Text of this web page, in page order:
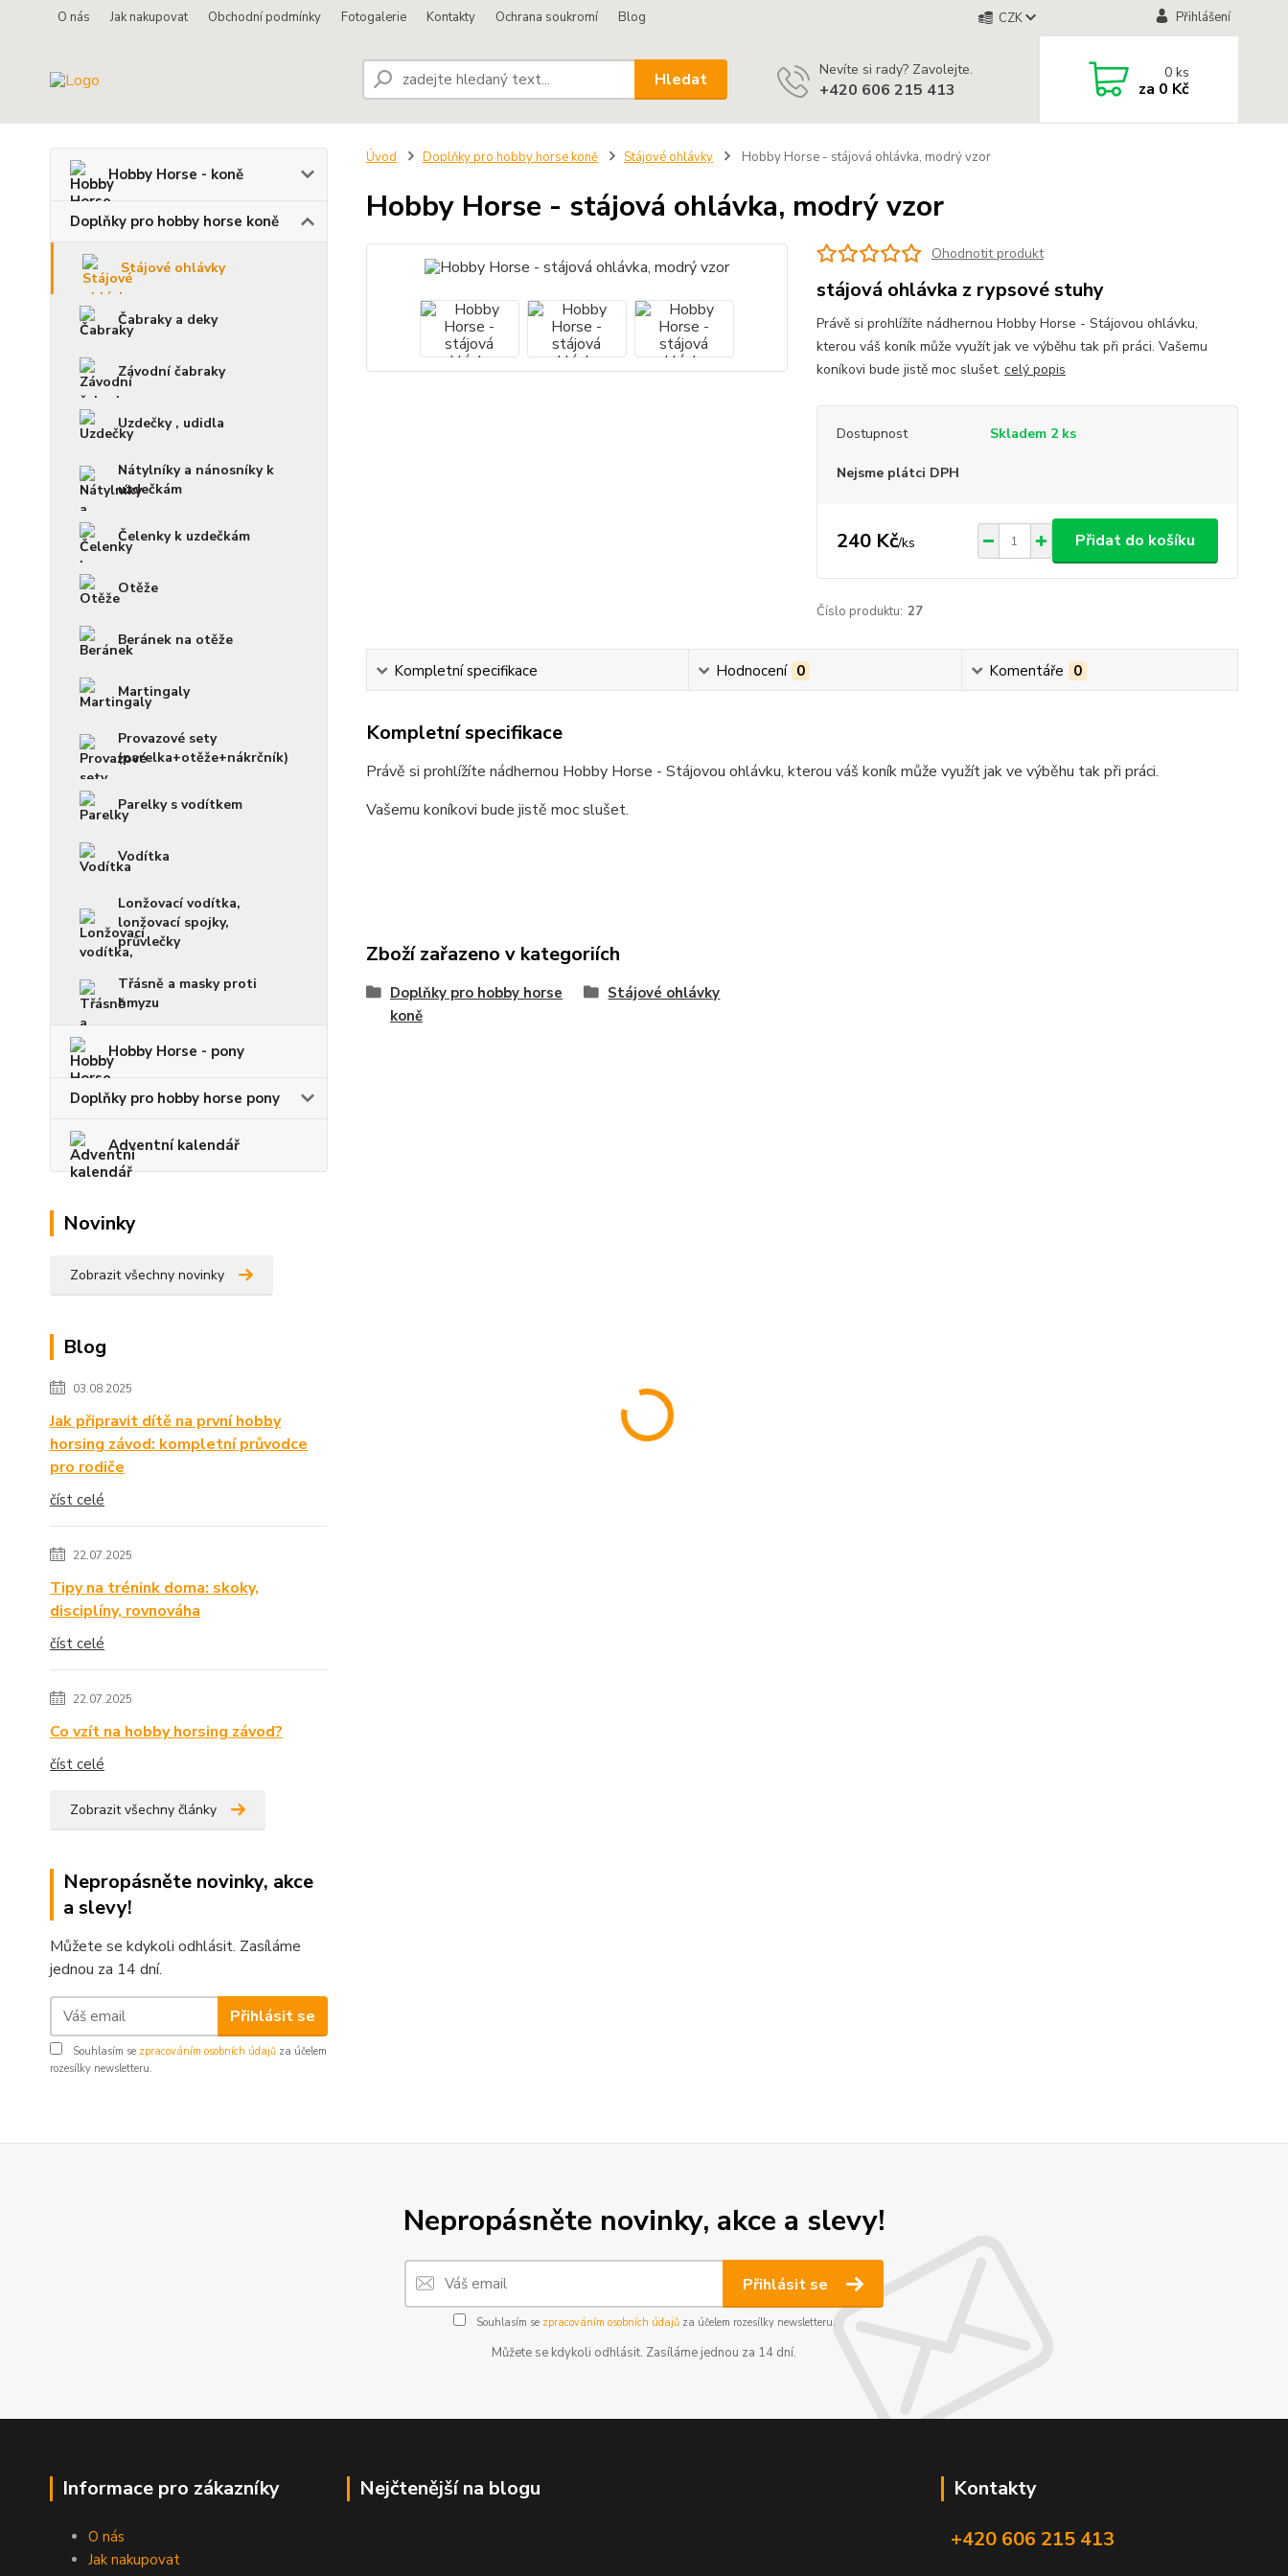
O nás Jak nakupovat Obchodní podmínky Fotogalerie Kontakty Ochrana soukromí Blog CZK Přihlášení
Hledat Nevíte si rady? Zavolejte.
+420 606 215 413
0ks
za 0 Kč
Hobby Horse - koně
Doplňky pro hobby horse koně
Stájové ohlávky
Čabraky a deky
Závodní čabraky
Uzdečky , udidla
Nátylníky a nánosníky k
uzdečkám
Čelenky k uzdečkám
Otěže
Beránek na otěže
Martingaly
Provazové sety
(parelka+otěže+nákrčník)
Parelky s vodítkem
Vodítka
Lonžovací vodítka,
lonžovací spojky,
průvlečky
Třásně a masky proti
hmyzu
Hobby Horse - pony
Doplňky pro hobby horse pony
Adventní kalendář
Novinky
Zobrazit všechny novinky
Blog
03.08.2025
Jak připravit dítě na první hobby
horsing závod: kompletní průvodce
pro rodiče
číst celé
22.07.2025
Tipy na trénink doma: skoky,
disciplíny, rovnováha
číst celé
22.07.2025
Co vzít na hobby horsing závod?
číst celé
Zobrazit všechny články
Nepropásněte novinky, akce
a slevy!
Můžete se kdykoli odhlásit. Zasíláme
jednou za 14 dní.
Přihlásit se
Souhlasím se zpracováním osobních údajů za účelem
rozesílky newsletteru.
Úvod Doplňky pro hobby horse koně Stájové ohlávky Hobby Horse - stájová ohlávka, modrý vzor
Hobby Horse - stájová ohlávka, modrý vzor
Ohodnotit produkt
stájová ohlávka z rypsové stuhy
Právě si prohlížíte nádhernou Hobby Horse - Stájovou ohlávku,
kterou váš koník může využít jak ve výběhu tak při práci. Vašemu
koníkovi bude jistě moc slušet. celý popis
Dostupnost Skladem 2 ks
Nejsme plátci DPH
240 Kč/ks Přidat do košíku
Číslo produktu: 27
Kompletní specifikace Hodnocení 0 Komentáře 0
Kompletní specifikace
Právě si prohlížíte nádhernou Hobby Horse - Stájovou ohlávku, kterou váš koník může využít jak ve výběhu tak při práci.
Vašemu koníkovi bude jistě moc slušet.
Zboží zařazeno v kategoriích
Doplňky pro hobby horse
koně
Stájové ohlávky
Nepropásněte novinky, akce a slevy!
Přihlásit se
Souhlasím se zpracováním osobních údajůza účelem rozesílky newsletteru.
Můžete se kdykoli odhlásit. Zasíláme jednou za 14 dní.
Informace pro zákazníky
O nás
Jak nakupovat
Nejčtenější na blogu
Kontakty
+420 606 215 413